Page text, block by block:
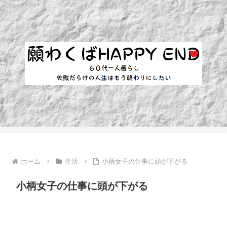
ホーム 生活 小柄女子の仕事に頭が下がる
小柄女子の仕事に頭が下がる